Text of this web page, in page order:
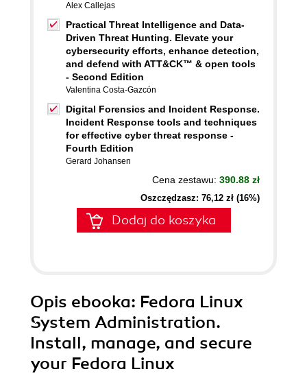
Alex Callejas
Practical Threat Intelligence and Data-
Driven Threat Hunting. Elevate your
cybersecurity efforts, enhance detection,
and defend with ATT&CK™ & open tools
- Second Edition
Valentina Costa-Gazcón
Digital Forensics and Incident Response.
Incident Response tools and techniques
for effective cyber threat response -
Fourth Edition
Gerard Johansen
Cena zestawu: 390.88 zł
Oszczędzasz: 76,12 zł (16%)
Dodaj do koszyka
Opis ebooka: Fedora Linux
System Administration.
Install, manage, and secure
your Fedora Linux